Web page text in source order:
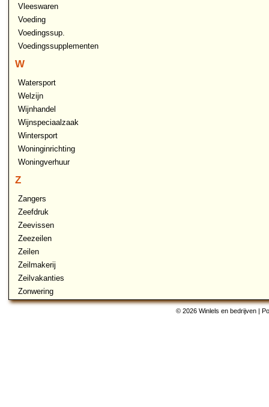
Vleeswaren
Voeding
Voedingssup.
Voedingssupplementen
W
Watersport
Welzijn
Wijnhandel
Wijnspeciaalzaak
Wintersport
Woninginrichting
Woningverhuur
Z
Zangers
Zeefdruk
Zeevissen
Zeezeilen
Zeilen
Zeilmakerij
Zeilvakanties
Zonwering
© 2026 Winlels en bedrijven |